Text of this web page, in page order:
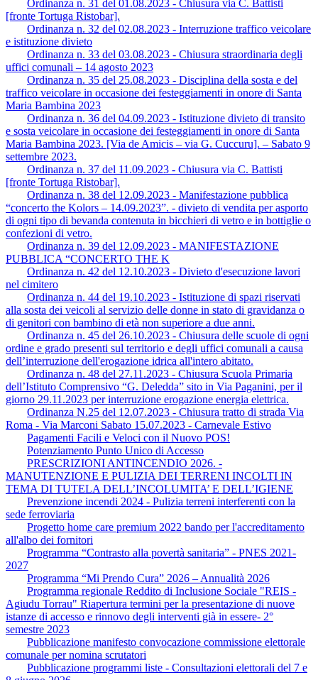
Ordinanza n. 31 del 01.08.2023 - Chiusura via C. Battisti
[fronte Tortuga Ristobar].
Ordinanza n. 32 del 02.08.2023 - Interruzione traffico veicolare
e istituzione divieto
Ordinanza n. 33 del 03.08.2023 - Chiusura straordinaria degli
uffici comunali – 14 agosto 2023
Ordinanza n. 35 del 25.08.2023 - Disciplina della sosta e del
traffico veicolare in occasione dei festeggiamenti in onore di Santa
Maria Bambina 2023
Ordinanza n. 36 del 04.09.2023 - Istituzione divieto di transito
e sosta veicolare in occasione dei festeggiamenti in onore di Santa
Maria Bambina 2023. [Via de Amicis – via G. Cuccuru]. – Sabato 9
settembre 2023.
Ordinanza n. 37 del 11.09.2023 - Chiusura via C. Battisti
[fronte Tortuga Ristobar].
Ordinanza n. 38 del 12.09.2023 - Manifestazione pubblica
“concerto the Kolors – 14.09.2023”. - divieto di vendita per asporto
di ogni tipo di bevanda contenuta in bicchieri di vetro e in bottiglie o
confezioni di vetro.
Ordinanza n. 39 del 12.09.2023 - MANIFESTAZIONE
PUBBLICA “CONCERTO THE K
Ordinanza n. 42 del 12.10.2023 - Divieto d'esecuzione lavori
nel cimitero
Ordinanza n. 44 del 19.10.2023 - Istituzione di spazi riservati
alla sosta dei veicoli al servizio delle donne in stato di gravidanza o
di genitori con bambino di età non superiore a due anni.
Ordinanza n. 45 del 26.10.2023 - Chiusura delle scuole di ogni
ordine e grado presenti sul territorio e degli uffici comunali a causa
dell’interruzione dell'erogazione idrica all'intero abitato.
Ordinanza n. 48 del 27.11.2023 - Chiusura Scuola Primaria
dell’Istituto Comprensivo “G. Deledda” sito in Via Paganini, per il
giorno 29.11.2023 per interruzione erogazione energia elettrica.
Ordinanza N.25 del 12.07.2023 - Chiusura tratto di strada Via
Roma - Via Marconi Sabato 15.07.2023 - Carnevale Estivo
Pagamenti Facili e Veloci con il Nuovo POS!
Potenziamento Punto Unico di Accesso
PRESCRIZIONI ANTINCENDIO 2026. -
MANUTENZIONE E PULIZIA DEI TERRENI INCOLTI IN
TEMA DI TUTELA DELL’INCOLUMITA’ E DELL’IGIENE
Prevenzione incendi 2024 - Pulizia terreni interferenti con la
sede ferroviaria
Progetto home care premium 2022 bando per l'accreditamento
all'albo dei fornitori
Programma “Contrasto alla povertà sanitaria” - PNES 2021-
2027
Programma “Mi Prendo Cura” 2026 – Annualità 2026
Programma regionale Reddito di Inclusione Sociale "REIS -
Agiudu Torrau" Riapertura termini per la presentazione di nuove
istanze di accesso e rinnovo degli interventi già in essere- 2°
semestre 2023
Pubblicazione manifesto convocazione commissione elettorale
comunale per nomina scrutatori
Pubblicazione programmi liste - Consultazioni elettorali del 7 e